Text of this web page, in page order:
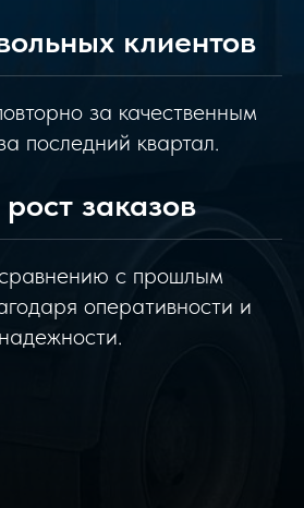
клиентов
за качественным
последний квартал.
заказов
с прошлым
оперативности и
надежности.